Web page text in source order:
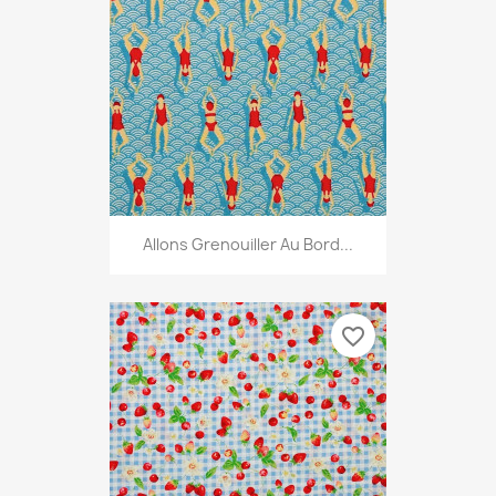
Allons Grenouiller Au Bord...
favorite_border